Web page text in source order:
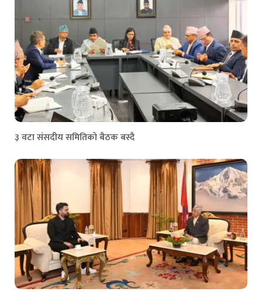
३ वटा संसदीय समितिको बैठक बस्दै